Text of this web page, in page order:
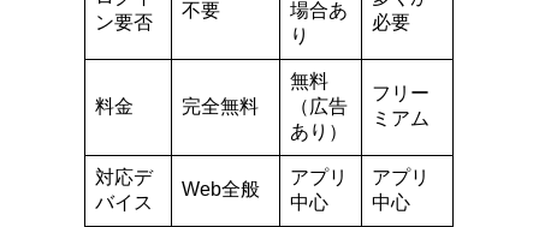
ン要否
不要
場合あ
り
必要
料金 完全無料
無料
（広告
あり）
フリー
ミアム
対応デ
バイス
Web全般
アプリ
中心
アプリ
中心